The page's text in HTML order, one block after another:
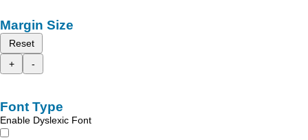
Margin Size
Reset
+
-
Font Type
Enable Dyslexic Font